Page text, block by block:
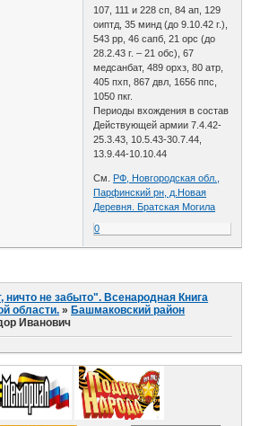
107, 111 и 228 сп, 84 ап, 129
оиптд, 35 минд (до 9.10.42 г.),
543 рр, 46 сапб, 21 орс (до
28.2.43 г. – 21 обс), 67
медсанбат, 489 орхз, 80 атр,
405 пхп, 867 двл, 1656 ппс,
1050 пкг.
Периоды вхождения в состав
Действующей армии 7.4.42-
25.3.43, 10.5.43-30.7.44,
13.9.44-10.10.44
См. РФ, Новгородская обл.,
Парфинский рн, д.Новая
Деревня. Братская Могила
0
ничто не забыто". Всенародная Книга
области. » Башмаковский район
Иванович